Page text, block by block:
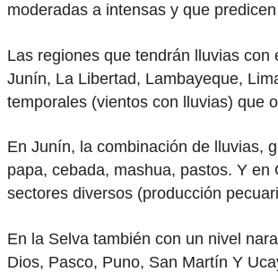
moderadas a intensas y que
Las regiones que tendrán lluvias
Junín, La Libertad, Lambayeque,
temporales (vientos con lluvias) que
En Junín, la combinación de lluvias,
papa, cebada, mashua, pastos. Y
sectores diversos (producción
En la Selva también con un nivel
Dios, Pasco, Puno, San Martín Y